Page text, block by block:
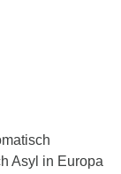
Asyl in Europa